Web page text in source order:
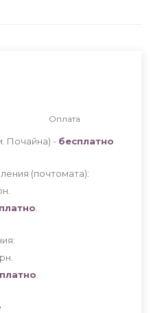
Оплата
Почайна) - бесплатно
(почтомата):